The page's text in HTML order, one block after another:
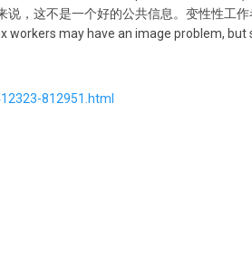
说，这不是一个好的公共信息。变性性工
workers may have an image problem, but
812951.html